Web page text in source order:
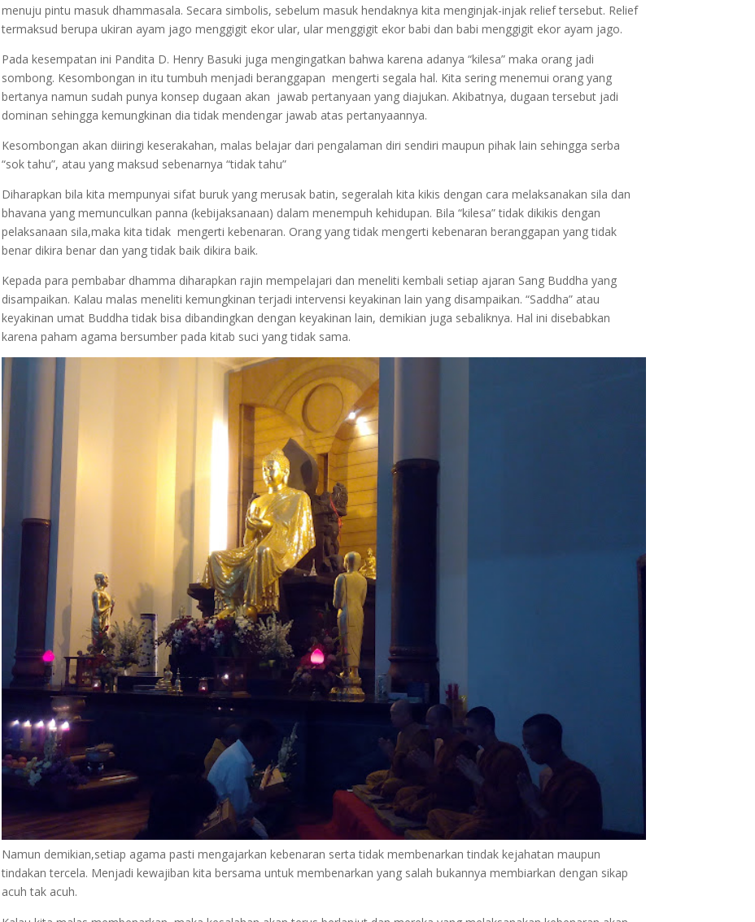
menuju pintu masuk dhammasala. Secara simbolis, sebelum masuk hendaknya kita menginjak-injak relief tersebut. Relief
termaksud berupa ukiran ayam jago menggigit ekor ular, ular menggigit ekor babi dan babi menggigit ekor ayam jago.
Pada kesempatan ini Pandita D. Henry Basuki juga mengingatkan bahwa karena adanya “kilesa” maka orang jadi
sombong. Kesombongan in itu tumbuh menjadi beranggapan mengerti segala hal. Kita sering menemui orang yang
bertanya namun sudah punya konsep dugaan akan jawab pertanyaan yang diajukan. Akibatnya, dugaan tersebut jadi
dominan sehingga kemungkinan dia tidak mendengar jawab atas pertanyaannya.
Kesombongan akan diiringi keserakahan, malas belajar dari pengalaman diri sendiri maupun pihak lain sehingga serba
“sok tahu”, atau yang maksud sebenarnya “tidak tahu”
Diharapkan bila kita mempunyai sifat buruk yang merusak batin, segeralah kita kikis dengan cara melaksanakan sila dan
bhavana yang memunculkan panna (kebijaksanaan) dalam menempuh kehidupan. Bila “kilesa” tidak dikikis dengan
pelaksanaan sila,maka kita tidak mengerti kebenaran. Orang yang tidak mengerti kebenaran beranggapan yang tidak
benar dikira benar dan yang tidak baik dikira baik.
Kepada para pembabar dhamma diharapkan rajin mempelajari dan meneliti kembali setiap ajaran Sang Buddha yang
disampaikan. Kalau malas meneliti kemungkinan terjadi intervensi keyakinan lain yang disampaikan. “Saddha” atau
keyakinan umat Buddha tidak bisa dibandingkan dengan keyakinan lain, demikian juga sebaliknya. Hal ini disebabkan
karena paham agama bersumber pada kitab suci yang tidak sama.
Namun demikian,setiap agama pasti mengajarkan kebenaran serta tidak membenarkan tindak kejahatan maupun
tindakan tercela. Menjadi kewajiban kita bersama untuk membenarkan yang salah bukannya membiarkan dengan sikap
acuh tak acuh.